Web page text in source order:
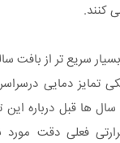
کنند.
سریع تر از بافت
تمایز دمایی
ها قبل درباره این
فعلی دقت مورد